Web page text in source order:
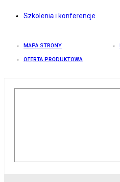
Szkolenia i konferencje
MAPA STRONY
OFERTA PRODUKTOWA